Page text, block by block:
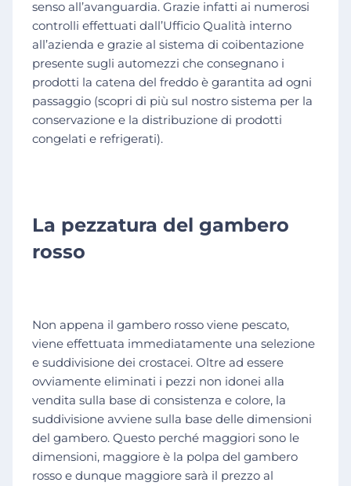
senso all’avanguardia. Grazie infatti ai numerosi
controlli effettuati dall’Ufficio Qualità interno
all’azienda e grazie al sistema di coibentazione
presente sugli automezzi che consegnano i
prodotti la catena del freddo è garantita ad ogni
passaggio (scopri di più sul nostro sistema per la
conservazione e la distribuzione di prodotti
congelati e refrigerati).
La pezzatura del gambero
rosso
Non appena il gambero rosso viene pescato,
viene effettuata immediatamente una selezione
e suddivisione dei crostacei. Oltre ad essere
ovviamente eliminati i pezzi non idonei alla
vendita sulla base di consistenza e colore, la
suddivisione avviene sulla base delle dimensioni
del gambero. Questo perché maggiori sono le
dimensioni, maggiore è la polpa del gambero
rosso e dunque maggiore sarà il prezzo al